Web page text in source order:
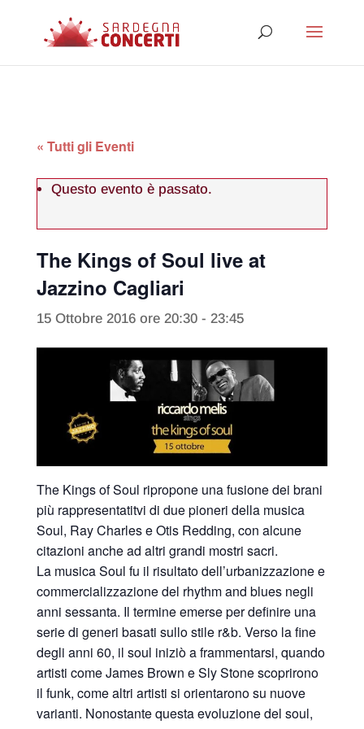
« Tutti gli Eventi
Questo evento è passato.
The Kings of Soul live at
Jazzino Cagliari
15 Ottobre 2016 ore 20:30- 23:45
The Kings of Soul ripropone una fusione dei brani
più rappresentatitvi di due pioneri della musica
Soul, Ray Charles e Otis Redding, con alcune
citazioni anche ad altri grandi mostri sacri.
La musica Soul fu il risultato dell’urbanizzazione e
commercializzazione del rhythm and blues negli
anni sessanta. Il termine emerse per definire una
serie di generi basati sullo stile r&b. Verso la fine
degli anni 60, il soul iniziò a frammentarsi, quando
artisti come James Brown e Sly Stone scoprirono
il funk, come altri artisti si orientarono su nuove
varianti. Nonostante questa evoluzione del soul,